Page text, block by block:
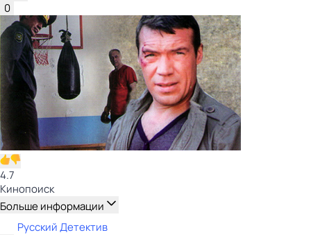
0
4.7
Кинопоиск
Больше информации
Русский Детектив